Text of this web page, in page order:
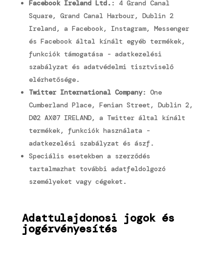
Facebook Ireland Ltd. : 4 Grand Canal
Square, Grand Canal Harbour, Dublin 2
Ireland, a Facebook, Instagram, Messenger
és Facebook által kínált egyéb termékek,
funkciók támogatása - adatkezelési
szabályzat és adatvédelmi tisztviselő
elérhetősége.
Twitter International Company: One
Cumberland Place, Fenian Street, Dublin 2,
D02 AX07 IRELAND, a Twitter által kínált
termékek, funkciók használata -
adatkezelési szabályzat és ászf .
Speciális esetekben a szerződés
tartalmazhat további adatfeldolgozó
személyeket vagy cégeket.
Adattulajdonosi jogok és
jogérvényesítés